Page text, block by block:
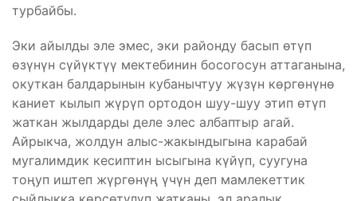
турбайбы.
Эки айылды эле эмес, эки районду басып өтүп
өзүнүн сүйүктүү мектебинин босогосун аттаганына,
окуткан балдарынын кубанычтуу жүзүн көргөнүнө
каниет кылып жүрүп ортодон шуу-шуу этип өтүп
жаткан жылдарды деле элес албаптыр агай.
Айрыкча, жолдун алыс-жакындыгына карабай
мугалимдик кесиптин ысыгына күйүп, суугуна
тоңуп иштеп жүргөнүң үчүн деп мамлекеттик